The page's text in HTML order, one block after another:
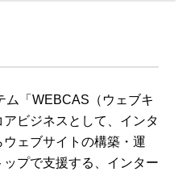
ム「WEBCAS（ウェブキ
ビジネスとして、インタ
ェブサイトの構築・運
プで支援する、インター